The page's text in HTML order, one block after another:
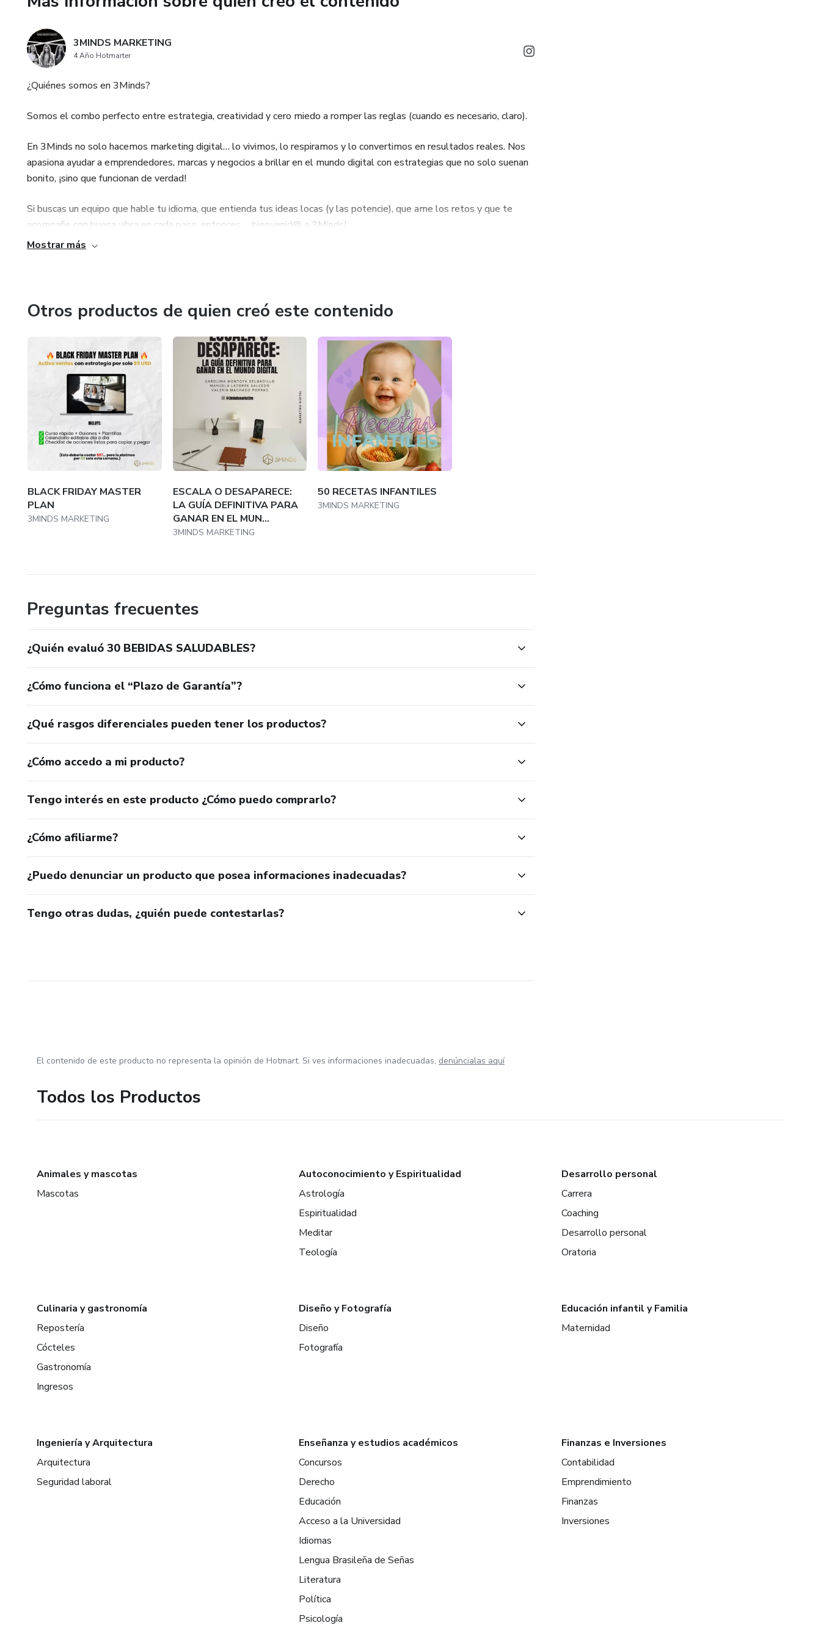
✔️ Quienes quieren impresionar con recetas originales y coloridas
💡 Conviértete en el alma saludable de cualquier reunión o simplemente disfruta
3MINDS MARKETING
4 Año Hotmarter
¿Quiénes somos en 3Minds?
Somos el combo perfecto entre estrategia, creatividad y cero miedo a romper las reglas (cuando es necesario, claro).
En 3Minds no solo hacemos marketing digital… lo vivimos, lo respiramos y lo convertimos en resultados reales. Nos
apasiona ayudar a emprendedores, marcas y negocios a brillar en el mundo digital con estrategias que no solo suenan
bonito, ¡sino que funcionan de verdad!
Si buscas un equipo que hable tu idioma, que entienda tus ideas locas (y las potencie), que ame los retos y que te
acompañe con buena vibra en cada paso, entonces… ¡bienvenid@ a 3Minds!
¿List@ para escalar con estrategia y estilo?
Mostrar más
Otros productos de quien creó este contenido
BLACK FRIDAY MASTER
PLAN
3MINDS MARKETING
ESCALA O DESAPARECE:
LA GUÍA DEFINITIVA PARA
GANAR EN EL MUN...
3MINDS MARKETING
50 RECETAS INFANTILES
3MINDS MARKETING
Preguntas frecuentes
¿Quién evaluó 30 BEBIDAS SALUDABLES?
¿Cómo funciona el “Plazo de Garantía”?
¿Qué rasgos diferenciales pueden tener los productos?
¿Cómo accedo a mi producto?
Tengo interés en este producto ¿Cómo puedo comprarlo?
¿Cómo afiliarme?
¿Puedo denunciar un producto que posea informaciones inadecuadas?
Tengo otras dudas, ¿quién puede contestarlas?
El contenido de este producto no representa la opinión de Hotmart. Si ves informaciones inadecuadas, denúncialas aquí
Todos los Productos
Animales y mascotas
Mascotas
Autoconocimiento y Espiritualidad
Astrología
Espiritualidad
Meditar
Teología
Desarrollo personal
Carrera
Coaching
Desarrollo personal
Oratoria
Culinaria y gastronomía
Repostería
Cócteles
Gastronomía
Ingresos
Diseño y Fotografía
Diseño
Fotografía
Educación infantil y Familia
Maternidad
Ingeniería y Arquitectura
Arquitectura
Seguridad laboral
Enseñanza y estudios académicos
Concursos
Derecho
Educación
Acceso a la Universidad
Idiomas
Lengua Brasileña de Señas
Literatura
Política
Psicología
Finanzas e Inversiones
Contabilidad
Emprendimiento
Finanzas
Inversiones